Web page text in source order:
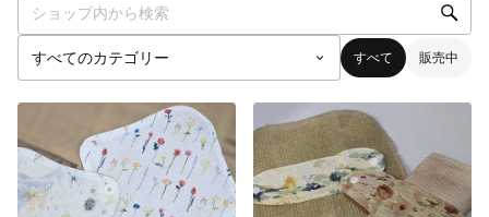
すべて 販売中